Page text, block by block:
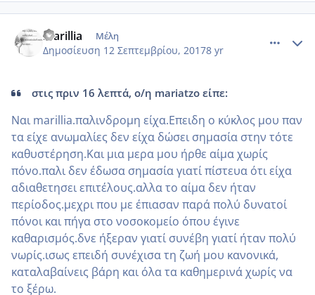
marillia Μέλη
Δημοσίευση 12 Σεπτεμβρίου, 20178 yr
στις πριν 16 λεπτά, ο/η mariatzo είπε:
Ναι marillia.παλινδρομη είχα.Επειδη ο κύκλος μου παν
τα είχε ανωμαλίες δεν είχα δώσει σημασία στην τότε
καθυστέρηση.Και μια μερα μου ήρθε αίμα χωρίς
πόνο.παλι δεν έδωσα σημασία γιατί πίστευα ότι είχα
αδιαθετησει επιτέλους.αλλα το αίμα δεν ήταν
περίοδος.μεχρι που με έπιασαν παρά πολύ δυνατοί
πόνοι και πήγα στο νοσοκομείο όπου έγινε
καθαρισμός.δνε ήξεραν γιατί συνέβη γιατί ήταν πολύ
νωρίς.ισως επειδή συνέχισα τη ζωή μου κανονικά,
καταλαβαίνεις βάρη και όλα τα καθημερινά χωρίς να
το ξέρω.